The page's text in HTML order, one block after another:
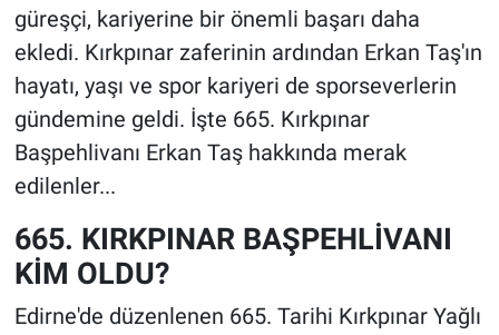
güreşçi, kariyerine bir önemli başarı daha
ekledi. Kırkpınar zaferinin ardından Erkan Taş'ın
hayatı, yaşı ve spor kariyeri de sporseverlerin
gündemine geldi. İşte 665. Kırkpınar
Başpehlivanı Erkan Taş hakkında merak
edilenler...
665. KIRKPINAR BAŞPEHLİVANI
KİM OLDU?
Edirne'de düzenlenen 665. Tarihi Kırkpınar Yağlı